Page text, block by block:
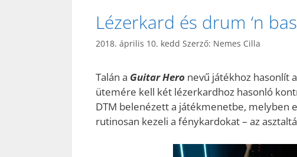
Lézerkard és drum ‘n
2018. április 10. kedd Szerző: Nemes Cilla
Talán a Guitar Hero nevű játékhoz hasonlít
ütemére kell két lézerkardhoz hasonló
DTM belenézett a játékmenetbe, melyben
rutinosan kezeli a fénykardokat – az